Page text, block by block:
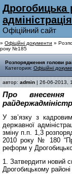
Дрогобицька
адмiнiстрацiя
Офiцiйний сайт
» Офіційні документи »
року №185
Розпорядження голови
Категория: Офіційні
автор: admin | 26-06-2013,
Про внесення
У зв’язку з
державної
зміну п.п. 1,3
2010 року № 180
реформ у
1.Затвердити новий
Дрогобицькому